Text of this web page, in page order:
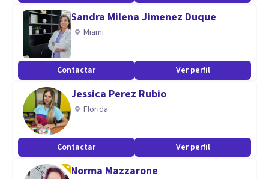
Sandra Milena Jimenez Duque
Miami
Contactar Ver perfil
Jessica Perez Rubio
Florida
Contactar Ver perfil
Norma Mazzarone